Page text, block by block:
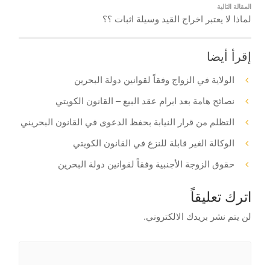
المقالة التالية
لماذا لا يعتبر اخراج القيد وسيلة اثبات ؟؟
إقرأ أيضا
الولاية في الزواج وفقاً لقوانين دولة البحرين
نصائح هامة بعد ابرام عقد البيع – القانون الكويتي
التظلم من قرار النيابة بحفظ الدعوى في القانون البحريني
الوكالة الغير قابلة للنزع في القانون الكويتي
حقوق الزوجة الأجنبية وفقاً لقوانين دولة البحرين
اترك تعليقاً
لن يتم نشر بريدك الالكتروني.